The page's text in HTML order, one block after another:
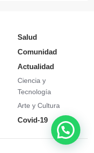
Salud
Comunidad
Actualidad
Ciencia y
Tecnología
Arte y Cultura
Covid-19